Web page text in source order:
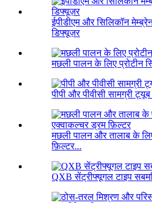
ईपीडीएम और सिलिकॉन
डिफ्यूज़र
मछली पालन के लिए प्रोटीन
पीपी और पीवीसी सामग्री
मछली पालन और तालाब के
फ़िल्टर...
QXB सेंट्रीफ्यूगल टाइप